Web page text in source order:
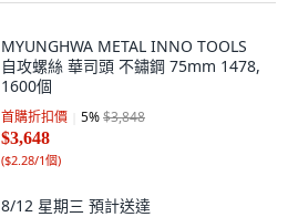
MYUNGHWA METAL INNO TOOLS
自攻螺絲 華司頭 不鏽鋼 75mm 1478,
1600個
首購折扣價 5%$3,848
$3,648
($2.28/1個)
8/12 星期三 預計送達